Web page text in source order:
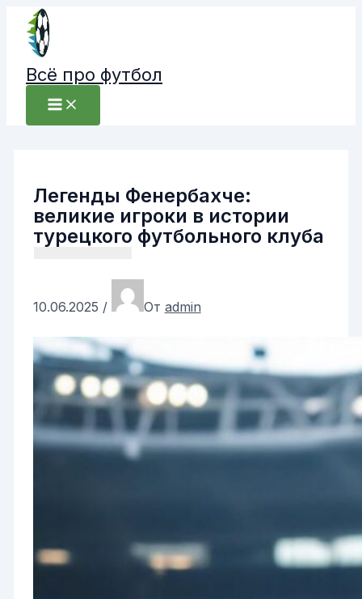
Перейти
содержимому
Всё про футбол
Легенды Фенербахче:
великие игроки в истории
турецкого футбольного клуба
10.06.2025 / От admin